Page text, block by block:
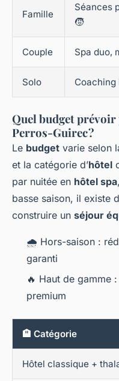
Famille
Séances
🧒
Couple Spa duo,
Solo Coaching
Quel budget
Perros-Guirec ?
Le budget varie selon
et la catégorie d’hôtel
par nuitée en hôtel spa
basse saison, il existe
construire un séjour
🌧️ Hors-saison :
garanti
🔥 Haut de gamme
premium
🏨 Catégorie
Hôtel classique +